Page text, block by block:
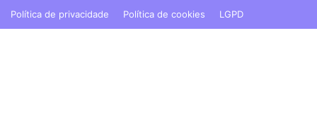
Política de privacidade Política de cookies LGPD